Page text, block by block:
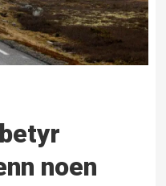
noen